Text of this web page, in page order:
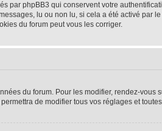
par phpBB3 qui conservent votre
lu ou non lu, si cela a été activé par
du forum peut vous les corriger.
du forum. Pour les modifier, rendez-vous
de modifier tous vos réglages et